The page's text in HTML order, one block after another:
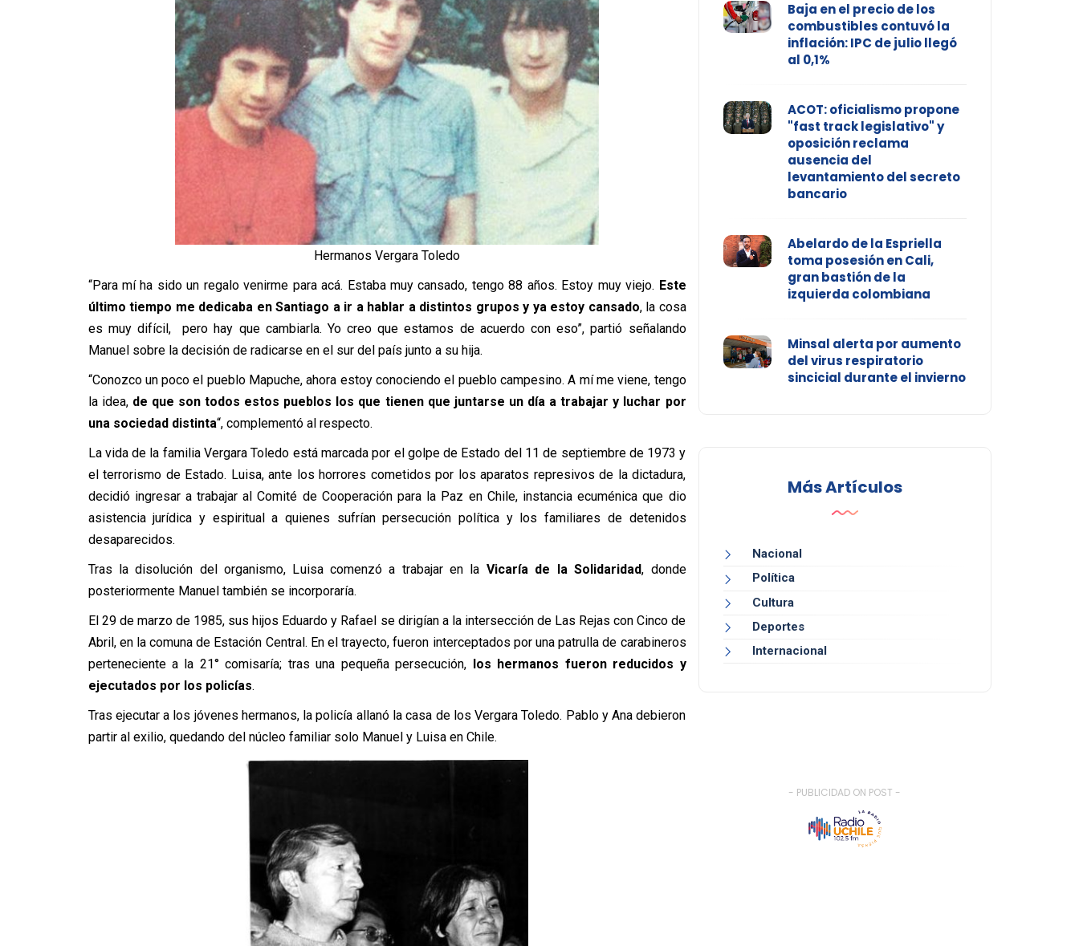
Hermanos Vergara Toledo
“Para mí ha sido un regalo venirme para acá. Estaba muy cansado, tengo 88 años. Estoy muy viejo. Este
último tiempo me dedicaba en Santiago a ir a hablar a distintos grupos y ya estoy cansado, la cosa
es muy difícil, pero hay que cambiarla. Yo creo que estamos de acuerdo con eso”, partió señalando
Manuel sobre la decisión de radicarse en el sur del país junto a su hija.
“Conozco un poco el pueblo Mapuche, ahora estoy conociendo el pueblo campesino. A mí me viene, tengo
la idea, de que son todos estos pueblos los que tienen que juntarse un día a trabajar y luchar por
una sociedad distinta“, complementó al respecto.
La vida de la familia Vergara Toledo está marcada por el golpe de Estado del 11 de septiembre de 1973 y
el terrorismo de Estado. Luisa, ante los horrores cometidos por los aparatos represivos de la dictadura,
decidió ingresar a trabajar al Comité de Cooperación para la Paz en Chile, instancia ecuménica que dio
asistencia jurídica y espiritual a quienes sufrían persecución política y los familiares de detenidos
desaparecidos.
Tras la disolución del organismo, Luisa comenzó a trabajar en la Vicaría de la Solidaridad, donde
posteriormente Manuel también se incorporaría.
El 29 de marzo de 1985, sus hijos Eduardo y Rafael se dirigían a la intersección de Las Rejas con Cinco de
Abril, en la comuna de Estación Central. En el trayecto, fueron interceptados por una patrulla de carabineros
perteneciente a la 21° comisaría; tras una pequeña persecución, los hermanos fueron reducidos y
ejecutados por los policías.
Tras ejecutar a los jóvenes hermanos, la policía allanó la casa de los Vergara Toledo. Pablo y Ana debieron
partir al exilio, quedando del núcleo familiar solo Manuel y Luisa en Chile.
Baja en el precio de los
combustibles contuvó la
inflación: IPC de julio llegó
al 0,1%
ACOT: oficialismo propone
"fast track legislativo" y
oposición reclama
ausencia del
levantamiento del secreto
bancario
Abelardo de la Espriella
toma posesión en Cali,
gran bastión de la
izquierda colombiana
Minsal alerta por aumento
del virus respiratorio
sincicial durante el invierno
Más Artículos
Nacional
Política
Cultura
Deportes
Internacional
- PUBLICIDAD ON POST -